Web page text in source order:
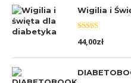
Wigilia i
Oceniono
5.00na 5
44,00zł